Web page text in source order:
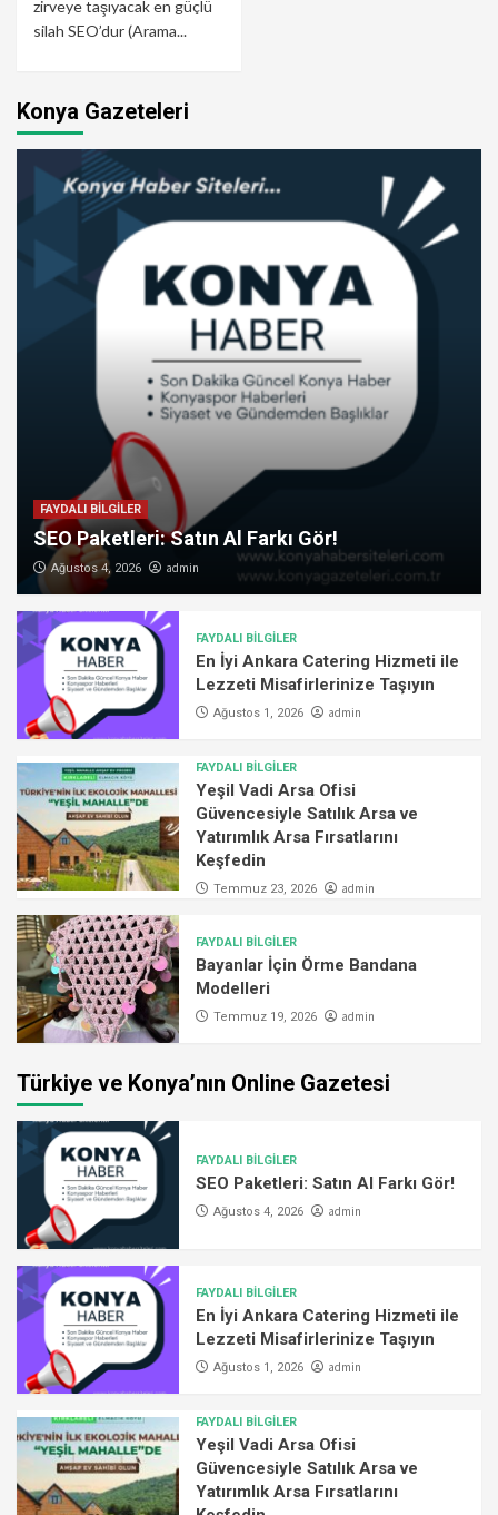
zirveye taşıyacak en güçlü
silah SEO’dur (Arama...
Konya Gazeteleri
FAYDALI BİLGİLER
SEO Paketleri: Satın Al Farkı Gör!
Ağustos 4, 2026 admin
FAYDALI BİLGİLER
En İyi Ankara Catering Hizmeti ile
Lezzeti Misafirlerinize Taşıyın
Ağustos 1, 2026 admin
FAYDALI BİLGİLER
Yeşil Vadi Arsa Ofisi
Güvencesiyle Satılık Arsa ve
Yatırımlık Arsa Fırsatlarını
Keşfedin
Temmuz 23, 2026 admin
FAYDALI BİLGİLER
Bayanlar İçin Örme Bandana
Modelleri
Temmuz 19, 2026 admin
Türkiye ve Konya’nın Online Gazetesi
FAYDALI BİLGİLER
SEO Paketleri: Satın Al Farkı Gör!
Ağustos 4, 2026 admin
FAYDALI BİLGİLER
En İyi Ankara Catering Hizmeti ile
Lezzeti Misafirlerinize Taşıyın
Ağustos 1, 2026 admin
FAYDALI BİLGİLER
Yeşil Vadi Arsa Ofisi
Güvencesiyle Satılık Arsa ve
Yatırımlık Arsa Fırsatlarını